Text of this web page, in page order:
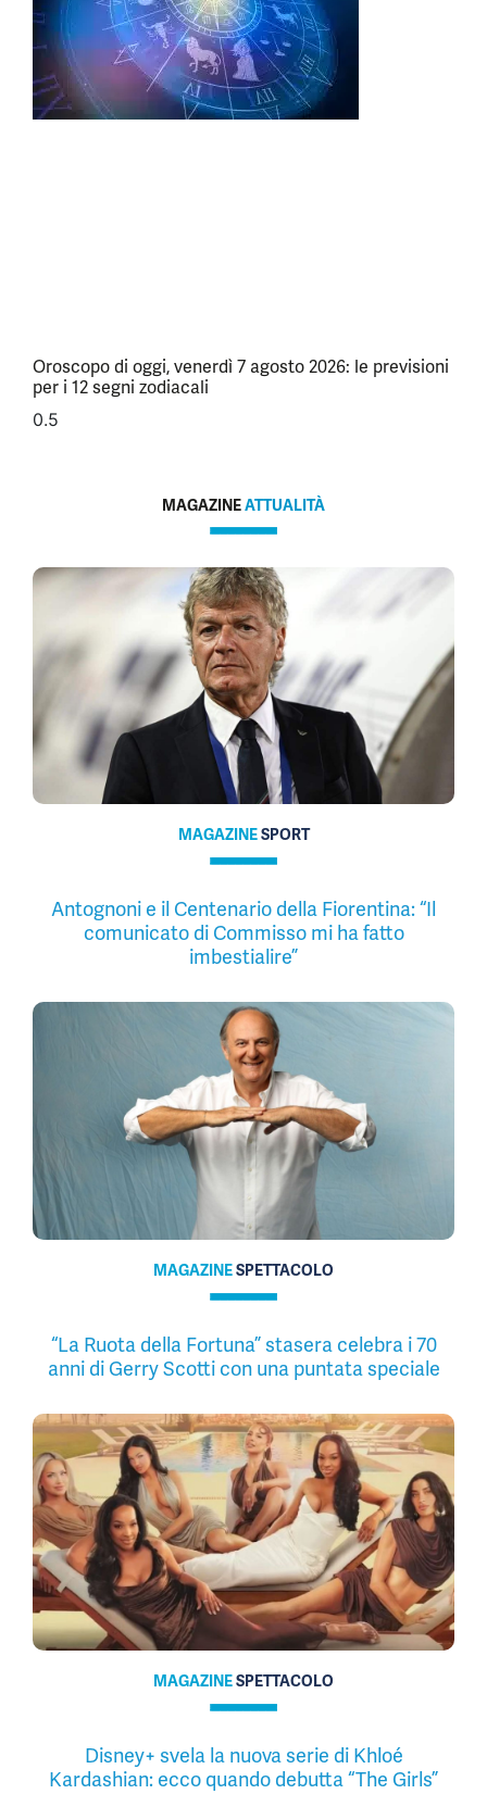
Oroscopo di oggi, venerdì 7 agosto 2026: le previsioni
per i 12 segni zodiacali
MAGAZINEATTUALITÀ
MAGAZINESPORT
Antognoni e il Centenario della Fiorentina: “Il
comunicato di Commisso mi ha fatto
imbestialire”
MAGAZINESPETTACOLO
“La Ruota della Fortuna” stasera celebra i 70
anni di Gerry Scotti con una puntata speciale
MAGAZINESPETTACOLO
Disney+ svela la nuova serie di Khloé
Kardashian: ecco quando debutta “The Girls”